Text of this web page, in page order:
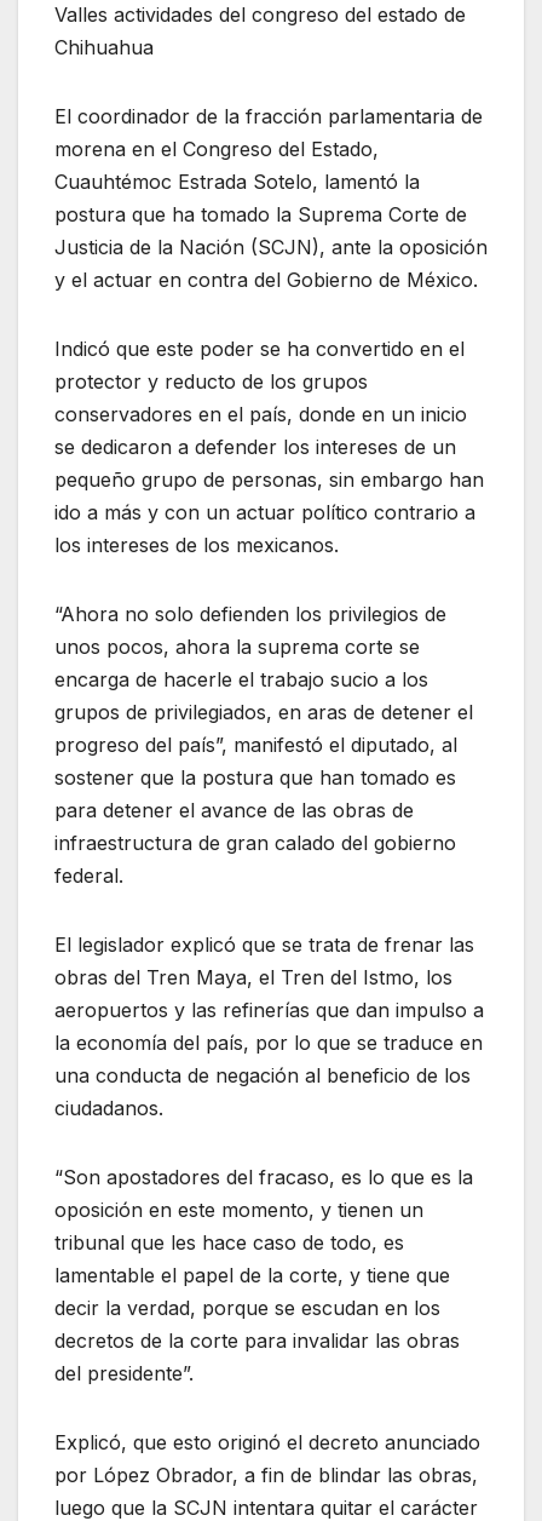
Valles actividades del congreso del estado de
Chihuahua
El coordinador de la fracción parlamentaria de
morena en el Congreso del Estado,
Cuauhtémoc Estrada Sotelo, lamentó la
postura que ha tomado la Suprema Corte de
Justicia de la Nación (SCJN), ante la oposición
y el actuar en contra del Gobierno de México.
Indicó que este poder se ha convertido en el
protector y reducto de los grupos
conservadores en el país, donde en un inicio
se dedicaron a defender los intereses de un
pequeño grupo de personas, sin embargo han
ido a más y con un actuar político contrario a
los intereses de los mexicanos.
“Ahora no solo defienden los privilegios de
unos pocos, ahora la suprema corte se
encarga de hacerle el trabajo sucio a los
grupos de privilegiados, en aras de detener el
progreso del país”, manifestó el diputado, al
sostener que la postura que han tomado es
para detener el avance de las obras de
infraestructura de gran calado del gobierno
federal.
El legislador explicó que se trata de frenar las
obras del Tren Maya, el Tren del Istmo, los
aeropuertos y las refinerías que dan impulso a
la economía del país, por lo que se traduce en
una conducta de negación al beneficio de los
ciudadanos.
“Son apostadores del fracaso, es lo que es la
oposición en este momento, y tienen un
tribunal que les hace caso de todo, es
lamentable el papel de la corte, y tiene que
decir la verdad, porque se escudan en los
decretos de la corte para invalidar las obras
del presidente”.
Explicó, que esto originó el decreto anunciado
por López Obrador, a fin de blindar las obras,
luego que la SCJN intentara quitar el carácter